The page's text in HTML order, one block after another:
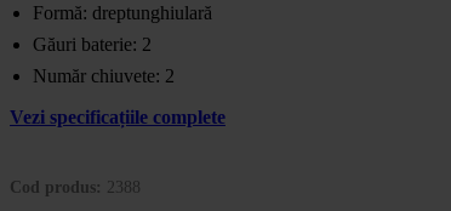
Formă: dreptunghiulară
Găuri baterie: 2
Număr chiuvete: 2
Vezi specificațiile complete
Cod produs: 2388